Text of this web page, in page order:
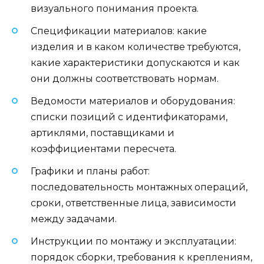
визуального понимания проекта.
Спецификации материалов: какие
изделия и в каком количестве требуются,
какие характеристики допускаются и как
они должны соответствовать нормам.
Ведомости материалов и оборудования:
списки позиций с идентификаторами,
артиклями, поставщиками и
коэффициентами пересчета.
Графики и планы работ:
последовательность монтажных операций,
сроки, ответственные лица, зависимости
между задачами.
Инструкции по монтажу и эксплуатации:
порядок сборки, требования к креплениям,